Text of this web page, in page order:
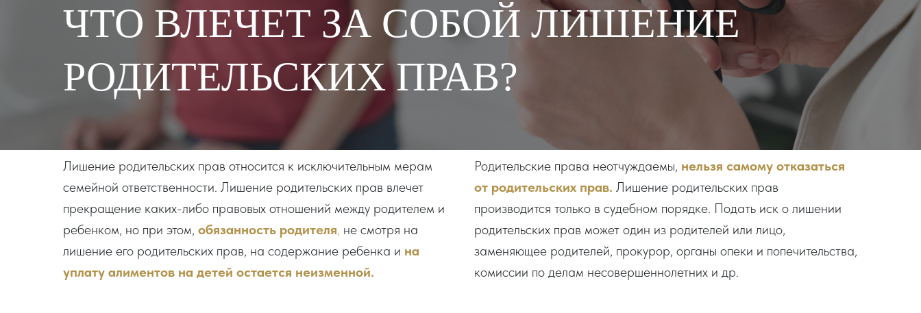
ЧТО ВЛЕЧЕТ ЗА СОБОЙ ЛИШЕНИЕ
РОДИТЕЛЬСКИХ ПРАВ?
Лишение родительских прав относится к исключительным мерам
семейной ответственности. Лишение родительских прав влечет
прекращение каких-либо правовых отношений между родителем и
ребенком, но при этом, обязанность родителя, не смотря на
лишение его родительских прав, на содержание ребенка и на
уплату алиментов на детей остается неизменной.
Родительские права неотчуждаемы, нельзя самому отказаться
от родительских прав. Лишение родительских прав
производится только в судебном порядке. Подать иск о лишении
родительских прав может один из родителей или лицо,
заменяющее родителей, прокурор, органы опеки и попечительства,
комиссии по делам несовершеннолетних и др.